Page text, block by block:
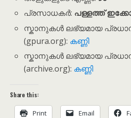
പ്രസാധകർ: പള്ളത്ത്
സ്കാനുകൾ ലഭ്യമായ
(gpura.org): കണ്ണി
സ്കാനുകൾ ലഭ്യമായ
(archive.org): കണ്ണി
Share this:
Print Email